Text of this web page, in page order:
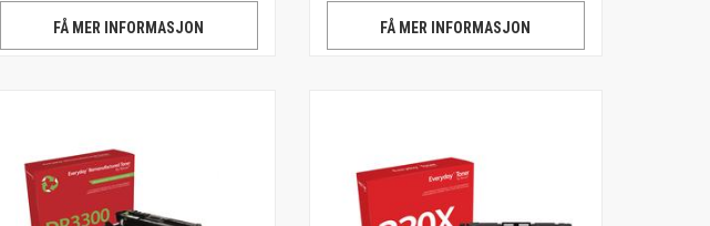
FÅ MER INFORMASJON FÅ MER INFORMASJON